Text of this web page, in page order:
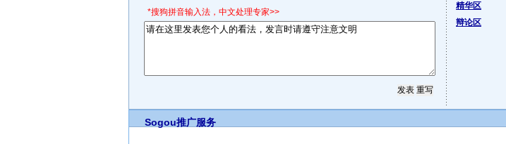
*搜狗拼音输入法，中文处理专家>>
精华区
辩论区
Sogou推广服务